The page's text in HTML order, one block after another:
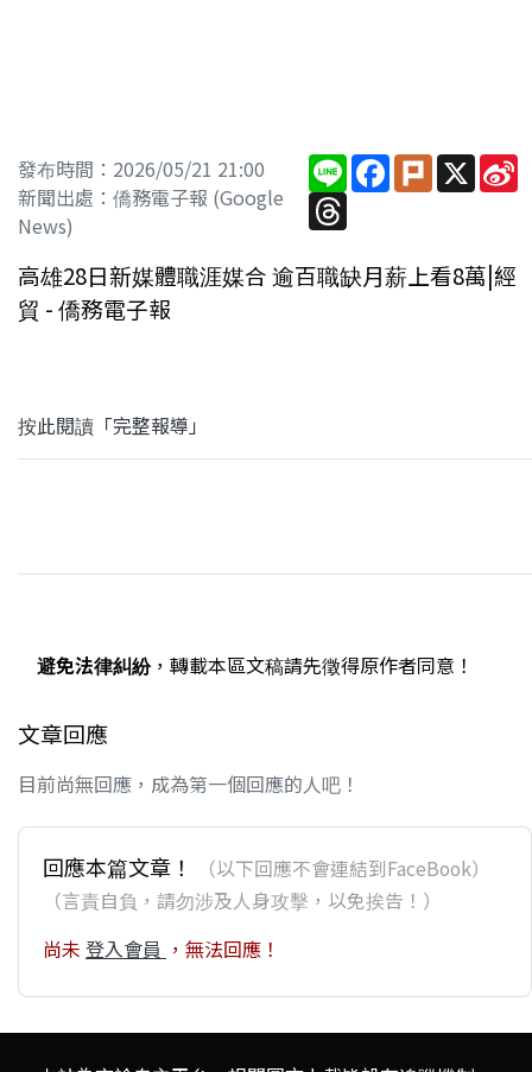
發布時間：2026/05/21 21:00
新聞出處：僑務電子報 (Google
News)
LineFacebook
PlurkX
Threads
高雄28日新媒體職涯媒合 逾百職缺月薪上看8萬|經
貿 - 僑務電子報
按此閱讀「完整報導」
避免法律糾紛，轉載本區文稿請先徵得原作者同意！
文章回應
目前尚無回應，成為第一個回應的人吧！
回應本篇文章！
（以下回應不會連結到FaceBook）
（言責自負，請勿涉及人身攻擊，以免挨告！）
尚未 登入會員 ，無法回應！